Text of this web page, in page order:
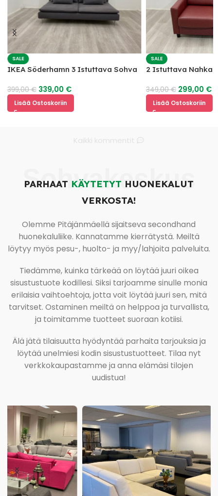
SALE
IKEA Söderhamn 3 Istuttava Sohva
399,00€ 339,00 €
Lisää Ostoskoriin
SALE
2 Istuttava
349,00€ 299,00 €
Lisää Ostoskoriin
Sohvakeskus
PARHAAT KÄYTETYT HUONEKALUT
VERKOSTA!
Olemme Pitäjänmäellä sijaitseva secondhand
huonekaluliike. Kannatamme kierrätystä. Meiltä
löytyy myös pesu-, huolto- ja myy/lahjoita palveluita.
Tiedämme, kuinka tärkeää on löytää juuri oikea
sisustustuote kodillesi. Siksi tarjoamme sinulle monia
erilaisia vaihtoehtoja, jotta voit löytää juuri sen, mitä
tarvitset. Ostaminen meiltä on helppoa ja turvallista,
ja toimitamme tuotteet suoraan kotiisi.
Älä jätä tilaisuutta hyödyntää parhaita tarjouksia ja
löytää unelmiesi kodin sisustustuotteet. Tilaa nyt
verkkokaupastamme ja anna elämäsi tilojen
uudistua!